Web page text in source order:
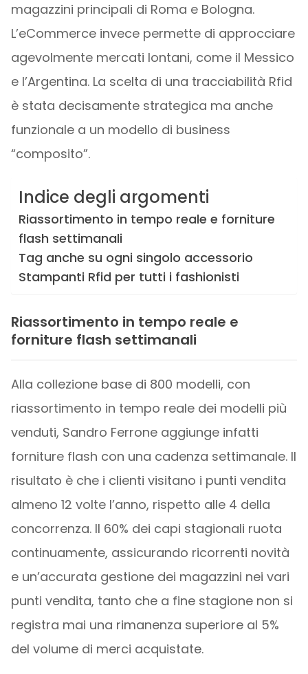
magazzini principali di Roma e Bologna.
L’eCommerce invece permette di approcciare
agevolmente mercati lontani, come il Messico
e l’Argentina. La scelta di una tracciabilità Rfid
è stata decisamente strategica ma anche
funzionale a un modello di business
“composito”.
Indice degli argomenti
Riassortimento in tempo reale e forniture
flash settimanali
Tag anche su ogni singolo accessorio
Stampanti Rfid per tutti i fashionisti
Riassortimento in tempo reale e
forniture flash settimanali
Alla collezione base di 800 modelli, con
riassortimento in tempo reale dei modelli più
venduti, Sandro Ferrone aggiunge infatti
forniture flash con una cadenza settimanale. Il
risultato è che i clienti visitano i punti vendita
almeno 12 volte l’anno, rispetto alle 4 della
concorrenza. Il 60% dei capi stagionali ruota
continuamente, assicurando ricorrenti novità
e un’accurata gestione dei magazzini nei vari
punti vendita, tanto che a fine stagione non si
registra mai una rimanenza superiore al 5%
del volume di merci acquistate.